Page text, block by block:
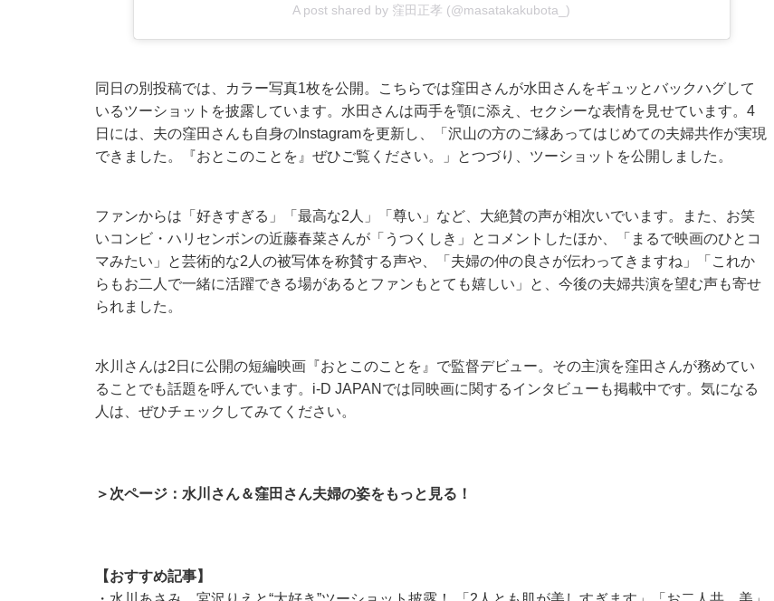
A post shared by 窪田正孝 (@masatakakubota_)
同日の別投稿では、カラー写真1枚を公開。こちらでは窪田さんが水田さんをギュッとバックハグして
いるツーショットを披露しています。水田さんは両手を顎に添え、セクシーな表情を見せています。4
日には、夫の窪田さんも自身のInstagramを更新し、「沢山の方のご縁あってはじめての夫婦共作が実現
できました。『おとこのことを』ぜひご覧ください。」とつづり、ツーショットを公開しました。
ファンからは「好きすぎる」「最高な2人」「尊い」など、大絶賛の声が相次いでいます。また、お笑
いコンビ・ハリセンボンの近藤春菜さんが「うつくしき」とコメントしたほか、「まるで映画のひとコ
マみたい」と芸術的な2人の被写体を称賛する声や、「夫婦の仲の良さが伝わってきますね」「これか
らもお二人で一緒に活躍できる場があるとファンもとても嬉しい」と、今後の夫婦共演を望む声も寄せ
られました。
水川さんは2日に公開の短編映画『おとこのことを』で監督デビュー。その主演を窪田さんが務めてい
ることでも話題を呼んでいます。i-D JAPANでは同映画に関するインタビューも掲載中です。気になる
人は、ぜひチェックしてみてください。
＞次ページ：水川さん＆窪田さん夫婦の姿をもっと見る！
【おすすめ記事】